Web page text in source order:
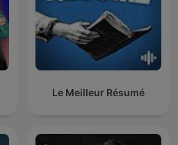
Le Meilleur Résumé